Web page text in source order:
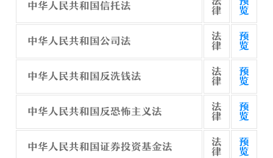
中华人民共和国信托法
律
览
中华人民共和国公司法
法
律
预
览
中华人民共和国反洗钱法
法
律
预
览
中华人民共和国反恐怖主义法
法
律
预
览
中华人民共和国证券投资基金法
法
律
预
览